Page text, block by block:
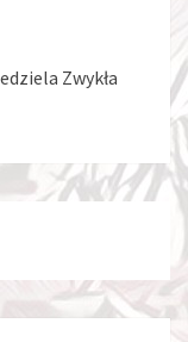
Zwykła